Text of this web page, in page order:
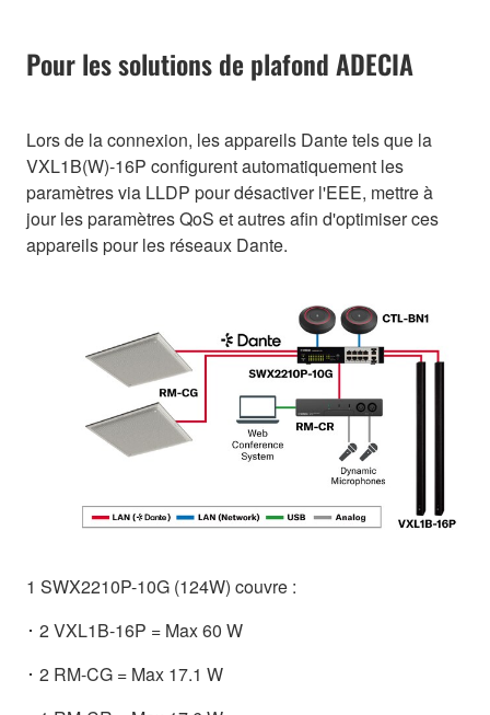
Pour les solutions de plafond ADECIA
Lors de la connexion, les appareils Dante tels que la
VXL1B(W)-16P configurent automatiquement les
paramètres via LLDP pour désactiver l'EEE, mettre à
jour les paramètres QoS et autres afin d'optimiser ces
appareils pour les réseaux Dante.
1 SWX2210P-10G (124W) couvre :
･ 2 VXL1B-16P = Max 60 W
･ 2 RM-CG = Max 17.1 W